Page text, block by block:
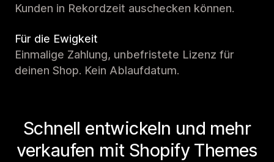
Kunden in Rekordzeit auschecken können.
Für die Ewigkeit
Einmalige Zahlung, unbefristete Lizenz für
deinen Shop. Kein Ablaufdatum.
Schnell entwickeln und mehr
verkaufen mit Shopify Themes